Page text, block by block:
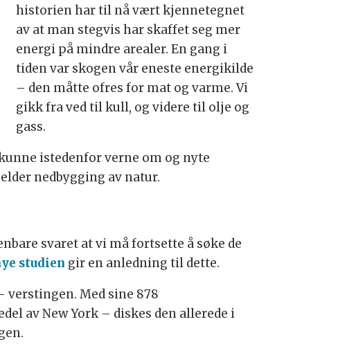
historien har til nå vært kjennetegnet
av at man stegvis har skaffet seg mer
energi på mindre arealer. En gang i
tiden var skogen vår eneste energikilde
– den måtte ofres for mat og varme. Vi
gikk fra ved til kull, og videre til olje og
gass.
istedenfor verne om og nyte
nedbygging av natur.
svaret at vi må fortsette å søke de
studien gir en anledning til dette.
Med sine 878
av New York – diskes den allerede i